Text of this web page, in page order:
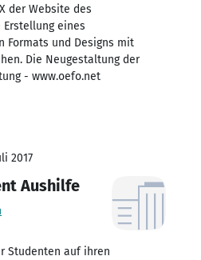
der Website des
eines
Formats und Designs mit
Die Neugestaltung der
- www.oefo.net
2017
Aushilfe
Studenten auf ihren